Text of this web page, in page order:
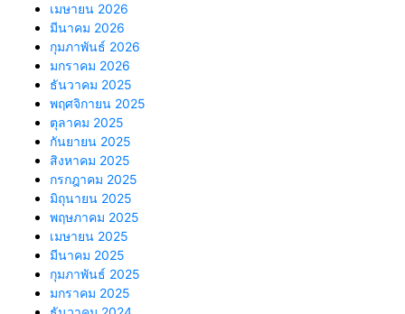
เมษายน 2026
มีนาคม 2026
กุมภาพันธ์ 2026
มกราคม 2026
ธันวาคม 2025
พฤศจิกายน 2025
ตุลาคม 2025
กันยายน 2025
สิงหาคม 2025
กรกฎาคม 2025
มิถุนายน 2025
พฤษภาคม 2025
เมษายน 2025
มีนาคม 2025
กุมภาพันธ์ 2025
มกราคม 2025